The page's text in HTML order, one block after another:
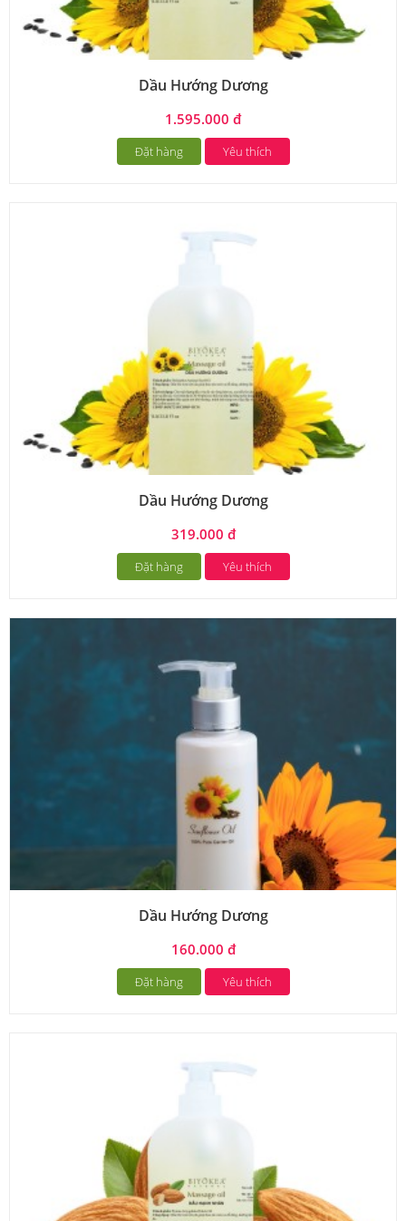
Dầu Hướng Dương
1.595.000 đ
Đặt hàng Yêu thích
Dầu Hướng Dương
319.000 đ
Đặt hàng Yêu thích
Dầu Hướng Dương
160.000 đ
Đặt hàng Yêu thích